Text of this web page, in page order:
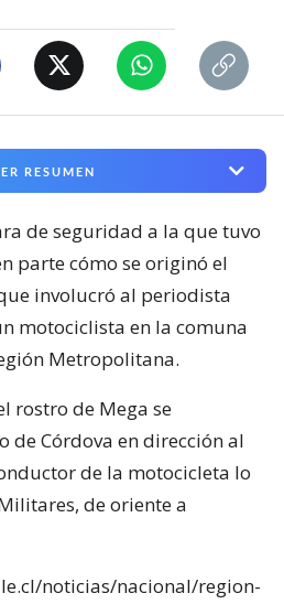
RESUMEN
de seguridad a la que tuvo
parte cómo se originó el
involucró al periodista
motociclista en la comuna
Metropolitana.
rostro de Mega se
de Córdova en dirección al
de la motocicleta lo
de oriente a
noticias/nacional/region-